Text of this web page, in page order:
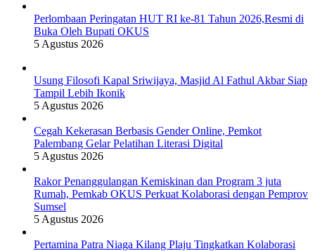
Perlombaan Peringatan HUT RI ke-81 Tahun 2026,Resmi di
Buka Oleh Bupati OKUS
5 Agustus 2026
Usung Filosofi Kapal Sriwijaya, Masjid Al Fathul Akbar Siap
Tampil Lebih Ikonik
5 Agustus 2026
Cegah Kekerasan Berbasis Gender Online, Pemkot
Palembang Gelar Pelatihan Literasi Digital
5 Agustus 2026
Rakor Penanggulangan Kemiskinan dan Program 3 juta
Rumah, Pemkab OKUS Perkuat Kolaborasi dengan Pemprov
Sumsel
5 Agustus 2026
Pertamina Patra Niaga Kilang Plaju Tingkatkan Kolaborasi